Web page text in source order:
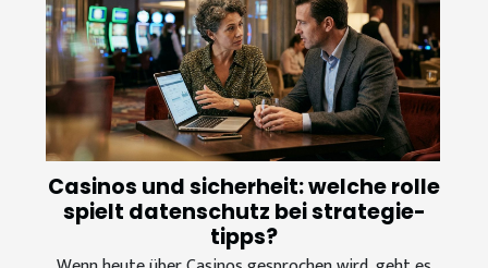
Casinos und sicherheit: welche rolle
spielt datenschutz bei strategie-
tipps?